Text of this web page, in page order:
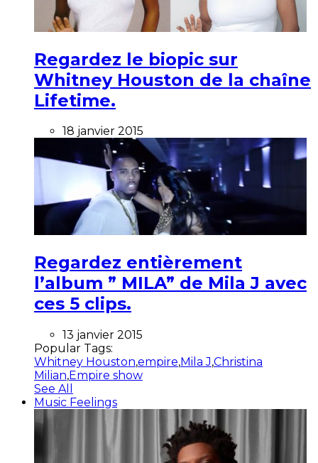
Regardez le biopic sur
Whitney Houston de la chaîne
Lifetime.
18 janvier 2015
Regardez entièrement
l’album ” MILA” de Mila J avec
ces 5 clips.
13 janvier 2015
Popular Tags:
Whitney Houston,empire,Mila J,Christina
Milian,Empire show
See All
Music Feelings